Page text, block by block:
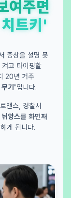
여주면
트키'
증상을 설명 못
고 타이핑할
20년 거주
무기'입니다.
맨스, 경찰서
앙스를 화면째
게 됩니다.